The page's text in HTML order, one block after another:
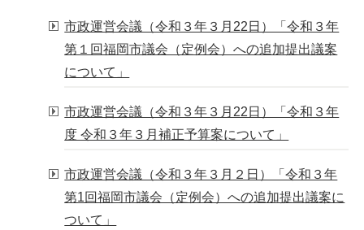
市政運営会議（令和３年３月22日）「令和３年
第１回福岡市議会（定例会）への追加提出議案
について」
市政運営会議（令和３年３月22日）「令和３年
度 令和３年３月補正予算案について」
市政運営会議（令和３年３月２日）「令和３年
第1回福岡市議会（定例会）への追加提出議案に
ついて」